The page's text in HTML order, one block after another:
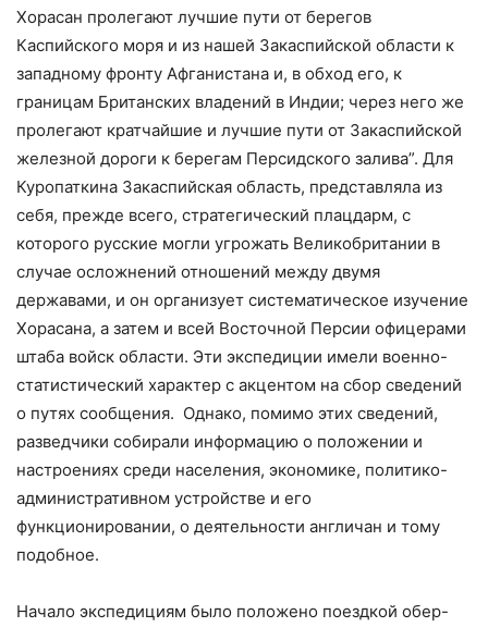
Хорасан пролегают лучшие пути от берегов
Каспийского моря и из нашей Закаспийской области к
западному фронту Афганистана и, в обход его, к
границам Британских владений в Индии; через него же
пролегают кратчайшие и лучшие пути от Закаспийской
железной дороги к берегам Персидского залива”. Для
Куропаткина Закаспийская область, представляла из
себя, прежде всего, стратегический плацдарм, с
которого русские могли угрожать Великобритании в
случае осложнений отношений между двумя
державами, и он организует систематическое изучение
Хорасана, а затем и всей Восточной Персии офицерами
штаба войск области. Эти экспедиции имели военно-
статистический характер с акцентом на сбор сведений
о путях сообщения. Однако, помимо этих сведений,
разведчики собирали информацию о положении и
настроениях среди населения, экономике, политико-
административном устройстве и его
функционировании, о деятельности англичан и тому
подобное.
Начало экспедициям было положено поездкой обер-